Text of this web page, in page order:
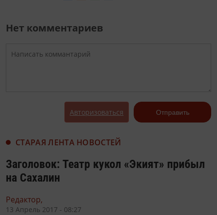
Нет комментариев
Авторизоваться Отправить
СТАРАЯ ЛЕНТА НОВОСТЕЙ
Заголовок: Театр кукол «Экият» прибыл
на Сахалин
Редактор,
13 Апрель 2017 - 08:27